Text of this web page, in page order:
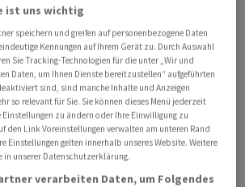
Scott Bessent bringt einen
durch die Strasse von Hormus
von Verbündeten ins Spiel. «Ich
Marine - vielleicht gemeinsam mit
Koalition - Schiffe eskortieren
möglich ist», sagt Bessent
ist uns wichtig
speichern und greifen auf personenbezogene Daten
Kennungen auf Ihrem Gerät zu. Durch Auswahl
Sie Tracking-Technologien für die unter „Wir und
Daten, um Ihnen Dienste bereitzustellen“ aufgeführten
sind, sind manche Inhalte und Anzeigen
so relevant für Sie. Sie können dieses Menü jederzeit
zu ändern oder Ihre Einwilligung zu
den Link Voreinstellungen verwalten am unteren Rand
Einstellungen gelten innerhalb unseres Website. Weitere
in unserer Datenschutzerklärung.
verarbeiten Daten, um Folgendes